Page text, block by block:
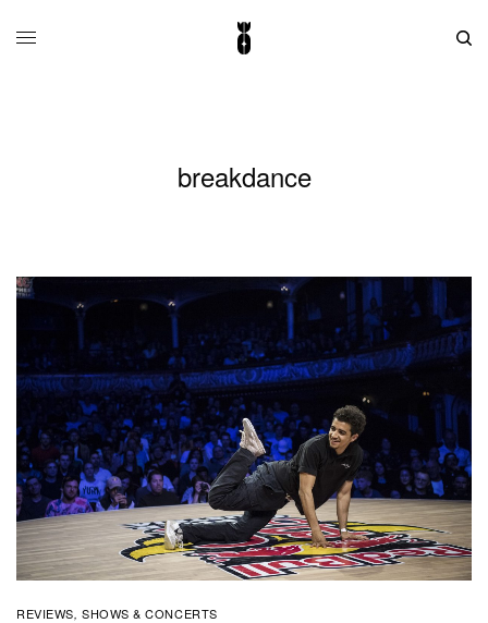
breakdance
REVIEWS, SHOWS & CONCERTS